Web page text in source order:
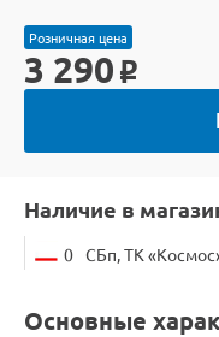
Розничная цена
3 290 o
Наличие в
0 СБп, ТК
Основные